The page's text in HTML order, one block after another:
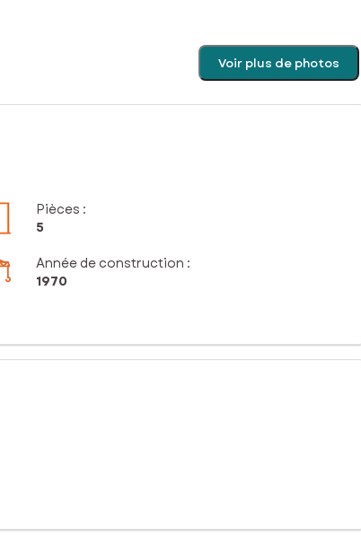
Voir plus de photos
Pièces :
5
Année de construction :
1970
elle bénéficie de la proximité des commodités